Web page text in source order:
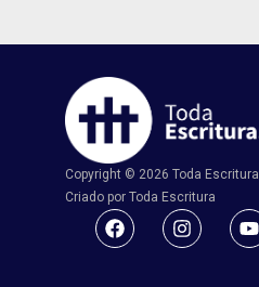
Copyright © 2026 Toda Escritura |
Criado por Toda Escritura